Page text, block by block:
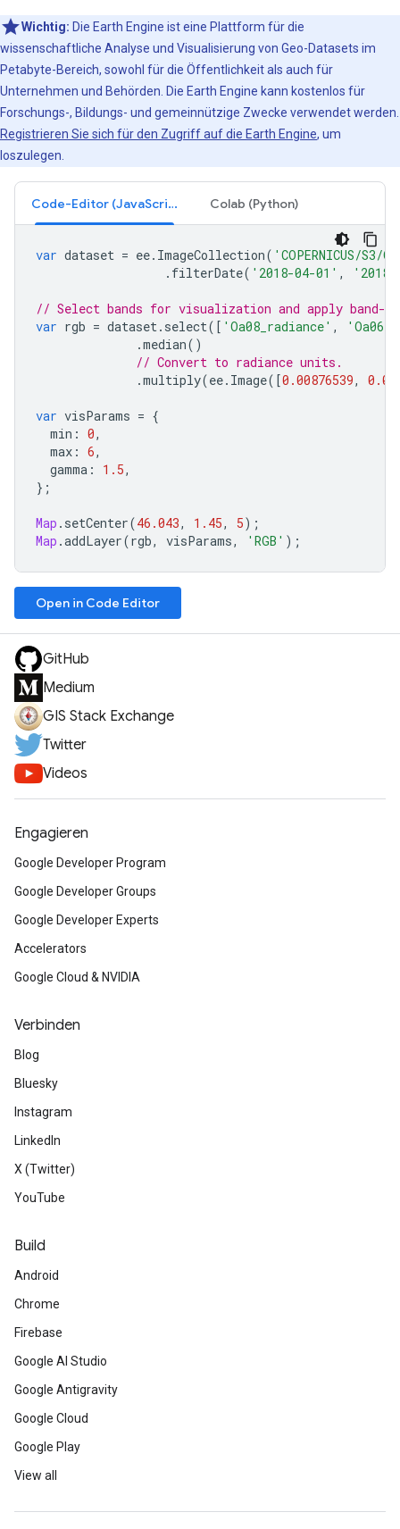
Wichtig: Die Earth Engine ist eine Plattform für die
wissenschaftliche Analyse und Visualisierung von Geo-Datasets im
Petabyte-Bereich, sowohl für die Öffentlichkeit als auch für
Unternehmen und Behörden. Die Earth Engine kann kostenlos für
Forschungs-, Bildungs- und gemeinnützige Zwecke verwendet werden.
Registrieren Sie sich für den Zugriff auf die Earth Engine, um
loszulegen.
Code-Editor (JavaScript) Colab (Python)
var dataset = ee. ImageCollection( 'COPERNICUS/S3/
. filterDate( '2018-04-01' ,
// Select bands for visualization and apply band-
var rgb = dataset. select([ 'Oa08_radiance' ,
.median()
// Convert to radiance units.
.multiply(ee. Image([0.00876539,
var visParams = {
min : 0,
max : 6,
gamma : 1.5,
};
Map . setCenter(46.043, 1.45, 5);
Map .addLayer(rgb, visParams, 'RGB' );
Open in Code Editor
GitHub
Medium
GIS Stack Exchange
Twitter
Videos
Engagieren
Google Developer Program
Google Developer Groups
Google Developer Experts
Accelerators
Google Cloud & NVIDIA
Verbinden
Blog
Bluesky
Instagram
LinkedIn
X (Twitter)
YouTube
Build
Android
Chrome
Firebase
Google AI Studio
Google Antigravity
Google Cloud
Google Play
View all